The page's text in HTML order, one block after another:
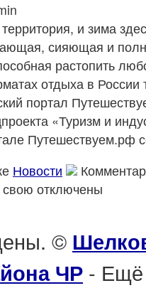
и зима
сияющая и
растопить
отдыха в России
портал
«Туризм и
Путешествуем.рф
Новости
свою отключены
©
ЧР - Ещё